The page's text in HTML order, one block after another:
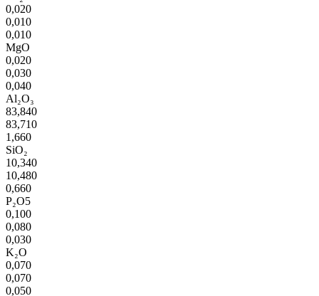
0,020
0,010
0,010
MgO
0,020
0,030
0,040
Al₂O₃
83,840
83,710
1,660
SiO₂
10,340
10,480
0,660
P₂O5
0,100
0,080
0,030
K₂O
0,070
0,070
0,050